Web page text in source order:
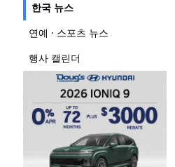
한국 뉴스
연예 · 스포츠 뉴스
행사 캘린더